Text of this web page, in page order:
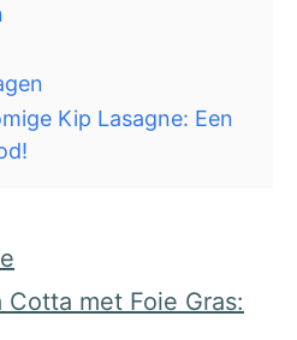
Kip Lasagne: Een
met Foie Gras: